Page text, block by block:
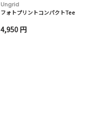
Ungrid
フォトプリントコンパクトTee
4,950 円